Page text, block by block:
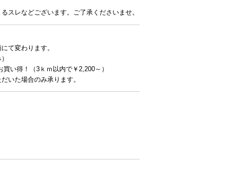
スレなどございます。ご了承くださいませ。
て変わります。
い得！（3ｋｍ以内で￥2,200～）
いた場合のみ承ります。